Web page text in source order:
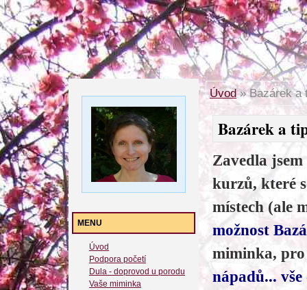
MENU
Úvod
Podpora početí
Dula - doprovod u porodu
Vaše miminka
Úvod»Bazárek a
Bazárek a
Zavedla
kurzů, které
místech (ale
možnost
miminka,
nápadů...